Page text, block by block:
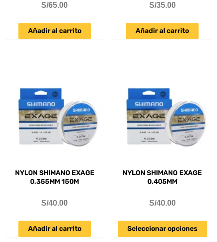
S/65.00
Añadir al carrito
S/35.00
Añadir al carrito
NYLON SHIMANO EXAGE
0,355MM 150M
S/40.00
Añadir al carrito
NYLON SHIMANO EXAGE
0,405MM
S/40.00
Seleccionar opciones